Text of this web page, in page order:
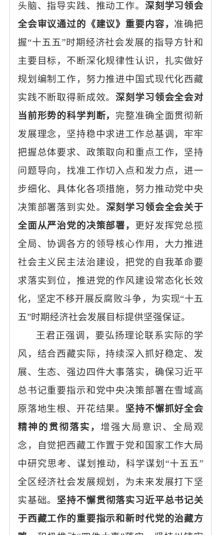
头脑、指导实践、推动工作。 深刻学习领会
全会审议通过的《建议》重要内容， 准确把
握“十五五”时期经济社会发展的指导方针和
主要目标，不断深化规律性认识，扎实做好
规划编制工作，努力推进中国式现代化西藏
实践不断取得新成效。深刻学习领会全会对
当前形势的科学判断， 完整准确全面贯彻新
发展理念，坚持稳中求进工作总基调，牢牢
把握总体要求、政策取向和重点工作，坚持
问题导向，找准工作切入点和发力点，进一
步细化、具体化各项措施，努力推动党中央
决策部署落到实处。 深刻学习领会全会关于
全面从严治党的决策部署， 更好发挥党总揽
全局、协调各方的领导核心作用，大力推进
社会主义民主法治建设，把党的自我革命要
求落实到位，推进党的作风建设常态化长效
化，坚定不移开展反腐败斗争，为实现“十五
五”时期经济社会发展目标提供坚强保证。
王君正强调，要弘扬理论联系实际的学
风，结合西藏实际，持续深入抓好稳定、发
展、生态、强边四件大事落实，确保习近平
总书记重要指示和党中央决策部署在雪域高
原落地生根、开花结果。 坚持不懈抓好全会
精神的贯彻落实， 增强大局意识、全局观
念，自觉把西藏工作置于党和国家工作大局
中研究思考、谋划推动，科学谋划 “十五五”
全区经济社会发展规划，为未来发展打下坚
实基础。 坚持不懈贯彻落实习近平总书记关
于西藏工作的重要指示和新时代党的治藏方